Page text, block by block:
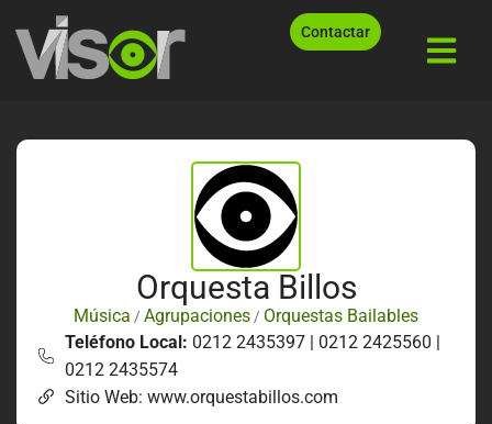
Contactar
Orquesta Billos
Música / Agrupaciones / Orquestas Bailables
Teléfono Local: 0212 2435397 | 0212 2425560 |
0212 2435574
Sitio Web: www.orquestabillos.com